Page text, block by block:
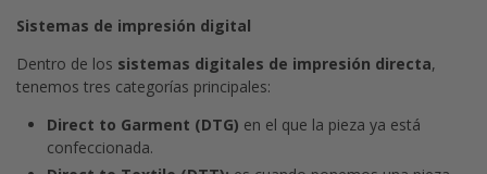
Sistemas de impresión digital
Dentro de los sistemas digitales de impresión directa,
tenemos tres categorías principales:
Direct to Garment (DTG) en el que la pieza ya está
confeccionada.